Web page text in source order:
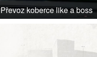
Převoz koberce like a boss